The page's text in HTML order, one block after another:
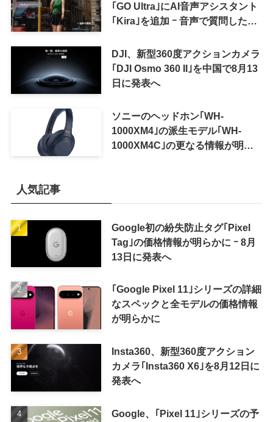
｢GO Ultra｣にAI音声アシスタント
｢Kira｣を追加 ｰ 音声で質問した
可能に
DJI、新型360度アクションカメラ
｢DJI Osmo 360 II｣を中国で8月13
日に発表へ
ソニーのヘッドホン｢WH-
1000XM4｣の派生モデル｢WH-
1000XM4C｣の更なる情報が明ら
人気記事
Google初の紛失防止タグ｢Pixel
Tag｣の価格情報が明らかに ｰ 8月
13日に発表へ
｢Google Pixel 11｣シリーズの詳細
なスペックと全モデルの価格情報
が明らかに
Insta360、新型360度アクション
カメラ｢Insta360 X6｣を8月12日に
発表へ
Google、｢Pixel 11｣シリーズの予